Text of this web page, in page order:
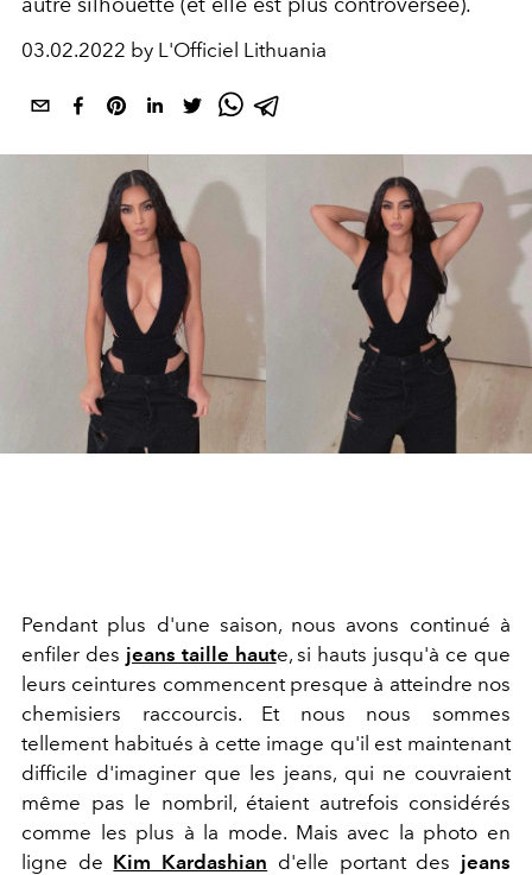
03.02.2022 by L'Officiel Lithuania
Pendant plus d'une saison, nous avons continué à
enfiler des jeans taille haute, si hauts jusqu'à ce que
leurs ceintures commencent presque à atteindre nos
chemisiers raccourcis. Et nous nous sommes
tellement habitués à cette image qu'il est maintenant
difficile d'imaginer que les jeans, qui ne couvraient
même pas le nombril, étaient autrefois considérés
comme les plus à la mode. Mais avec la photo en
ligne de Kim Kardashian d'elle portant des jeans